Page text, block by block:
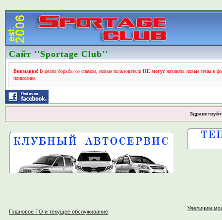
Сайт ''Sportage Club''
Внимание!В целях борьбы со спамом, новые пользователи НЕ могутначинать новые темы в
понимание.
Плановое ТО и текущее обслуживание
Увеличим